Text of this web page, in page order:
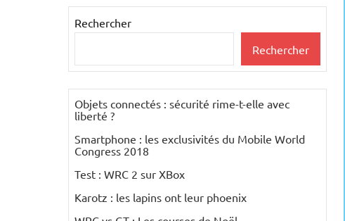
Rechercher
Rechercher
Objets connectés : sécurité rime-t-elle avec
liberté ?
Smartphone : les exclusivités du Mobile World
Congress 2018
Test : WRC 2 sur XBox
Karotz : les lapins ont leur phoenix